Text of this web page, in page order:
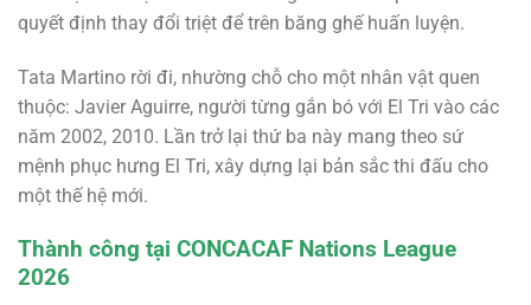
quyết định thay đổi triệt để trên băng ghế huấn luyện.
Tata Martino rời đi, nhường chỗ cho một nhân vật quen
thuộc: Javier Aguirre, người từng gắn bó với El Tri vào các
năm 2002, 2010. Lần trở lại thứ ba này mang theo sứ
mệnh phục hưng El Tri, xây dựng lại bản sắc thi đấu cho
một thế hệ mới.
Thành công tại CONCACAF Nations League
2026